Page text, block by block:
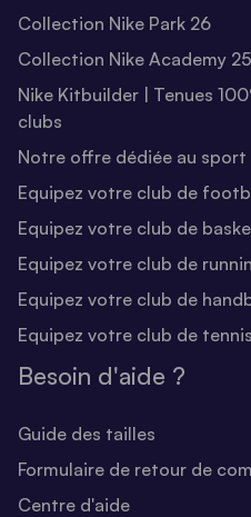
Collection Nike Park 26
Collection Nike Academy 25
Nike Kitbuilder | Tenues
clubs
Notre offre dédiée au sport
Equipez votre club de
Equipez votre club de
Equipez votre club de
Equipez votre club de
Equipez votre club de tennis
Besoin d'aide ?
Guide des tailles
Formulaire de retour de
Centre d'aide